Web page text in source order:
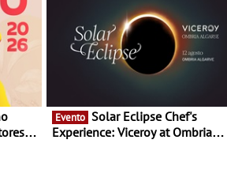
Evento
Experience: Viceroy at Ombria